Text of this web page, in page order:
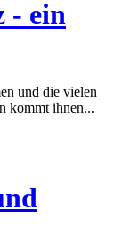
- ein
und die vielen
kommt ihnen...